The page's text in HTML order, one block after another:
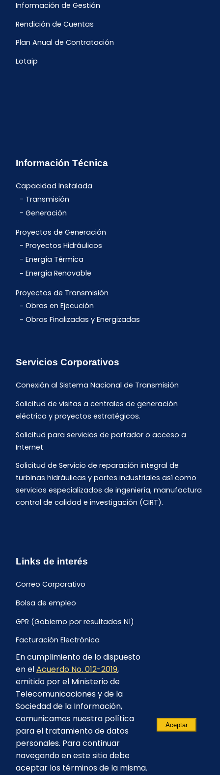
Información de Gestión
Rendición de Cuentas
Plan Anual de Contratación
Lotaip
Información Técnica
Capacidad Instalada
Transmisión
Generación
Proyectos de Generación
Proyectos Hidráulicos
Energía Térmica
Energía Renovable
Proyectos de Transmisión
Obras en Ejecución
Obras Finalizadas y Energizadas
Servicios Corporativos
Conexión al Sistema Nacional de Transmisión
Solicitud de visitas a centrales de generación
eléctrica y proyectos estratégicos.
Solicitud para servicios de portador o acceso a
Internet
Solicitud de Servicio de reparación integral de
turbinas hidráulicas y partes industriales así como
servicios especializados de ingeniería, manufactura
control de calidad e investigación (CIRT).
Links de interés
Correo Corporativo
Bolsa de empleo
GPR (Gobierno por resultados N1)
Facturación Electrónica
Archivo Histórico de Facturación
Portal Ambiental y Social
Proyecto Geotérmico Chachimbiro
Contratación consultoría mediante “Lista Corta”
Reglamento de Procesos Asociativos
En cumplimiento de lo dispuesto
en elAcuerdo No. 012-2019,
emitido por el Ministerio de
Telecomunicaciones y de la
Sociedad de la Información,
comunicamos nuestra política
para el tratamiento de datos
personales. Para continuar
navegando en este sitio debe
aceptar los términos de la misma.
Aceptar